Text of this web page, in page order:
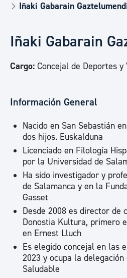
Iñaki Gabarain
Iñaki Gabarain
Cargo: Concejal de Deportes y
Información General
Nacido en San Sebastián
dos hijos. Euskalduna
Licenciado en Filología
por la Universidad de
Ha sido investigador y
de Salamanca y en la
Gasset
Desde 2008 es director de
Donostia Kultura, primero
en Ernest Lluch
Es elegido concejal en las
2023 y ocupa la
Saludable